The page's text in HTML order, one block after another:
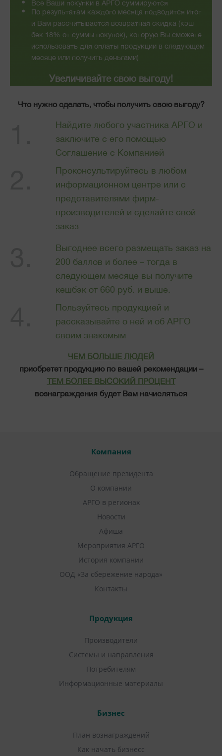
Все Ваши покупки в АРГО суммируются
По результатам каждого месяца подводится итог
и Вам рассчитывается возвратная скидка (кэш
бек 18% от суммы покупок), которую Вы сможете
использовать для оплаты продукции в следующем
месяце или получить деньгами)
Увеличивайте свою выгоду!
Что нужно сделать, чтобы получить свою выгоду?
Найдите любого участника АРГО и
заключите с его помощью
Соглашение с Компанией
Проконсультируйтесь в любом
информационном центре или с
представителями фирм-
производителей и сделайте свой
заказ
Выгоднее всего размещать заказ на
200 баллов и более – тогда в
следующем месяце вы получите
кешбэк от 660 руб. и выше.
Пользуйтесь продукцией и
рассказывайте о ней и об АРГО
своим знакомым
ЧЕМ БОЛЬШЕ ЛЮДЕЙ
приобретет продукцию по вашей рекомендации –
ТЕМ БОЛЕЕ ВЫСОКИЙ ПРОЦЕНТ
вознаграждения будет Вам начисляться
Компания
Обращение президента
О компании
АРГО в регионах
Новости
Афиша
Мероприятия АРГО
История компании
ООД «За сбережение народа»
Контакты
Продукция
Производители
Системы и направления
Потребителям
Информационные материалы
Бизнес
План вознаграждений
Как начать бизнесс